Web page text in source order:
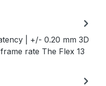
| +/- 0.20 mm 3D
rate The Flex 13